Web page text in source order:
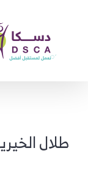
content
صورة
طلال